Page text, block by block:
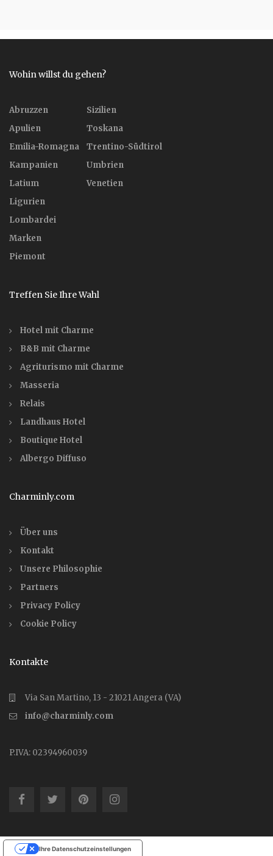
Wohin willst du gehen?
Abruzzen
Apulien
Emilia-Romagna
Kampanien
Latium
Ligurien
Lombardei
Marken
Piemont
Sizilien
Toskana
Trentino-Südtirol
Umbrien
Venetien
Treffen Sie Ihre Wahl
Hotel mit Charme
B&B mit Charme
Agriturismo mit Charme
Masseria
Relais
Landhaus Hotel
Boutique Hotel
Albergo Diffuso
Charminly.com
Über uns
Kontakt
Unsere Philosophie
Partners
Privacy Policy
Cookie Policy
Kontakte
Via San Martino, 13 - 21021 Angera (VA)
info@charminly.com
P.IVA: 02394960039
Ihre Datenschutzeinstellungen